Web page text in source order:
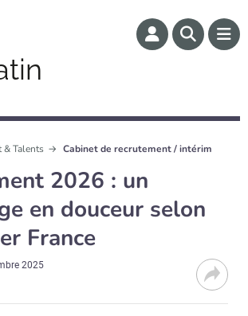
& Talents Cabinet de recrutement / intérim
2026 : un
en douceur selon
France
2025